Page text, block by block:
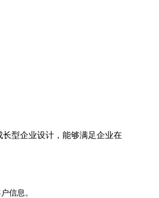
型企业设计，能够满足企业在
信息。